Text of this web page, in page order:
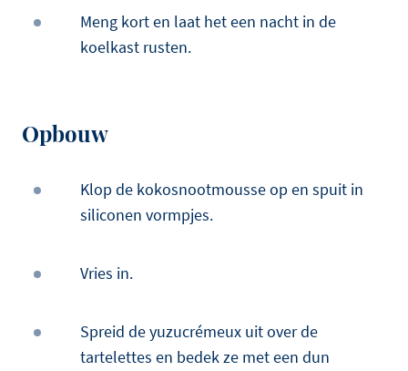
Meng kort en laat het een nacht in de
koelkast rusten.
Opbouw
Klop de kokosnootmousse op en spuit in
siliconen vormpjes.
Vries in.
Spreid de yuzucrémeux uit over de
tartelettes en bedek ze met een dun